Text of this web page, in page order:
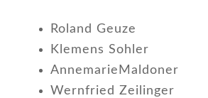
Roland Geuze
Klemens Sohler
AnnemarieMaldoner
Wernfried Zeilinger